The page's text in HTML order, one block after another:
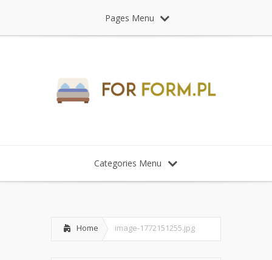
Pages Menu
Categories Menu
Home image-1772151255.jpg